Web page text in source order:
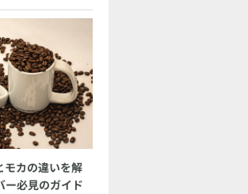
モカの違いを解
ー必見のガイド